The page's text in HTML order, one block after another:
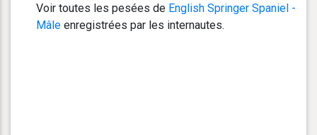
Voir toutes les pesées de English Springer Spaniel -
Mâle enregistrées par les internautes.